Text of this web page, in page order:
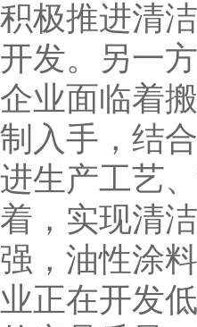
积极推进清
开发。另一
企业面临着
制入手，结
进生产工艺
着，实现清
强，油性涂
业正在开发